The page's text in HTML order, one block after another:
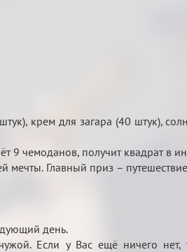
крем для загара (40 штук),
9 чемоданов, получит квадрат в
Главный приз –
день.
Если у Вас ещё ничего нет,